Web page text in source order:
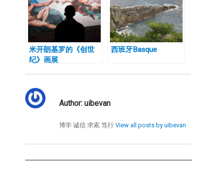
米开朗基罗的《创世
纪》画展
西班牙Basque
Author:uibevan
博学 诚信 求索 笃行 View all posts by uibevan